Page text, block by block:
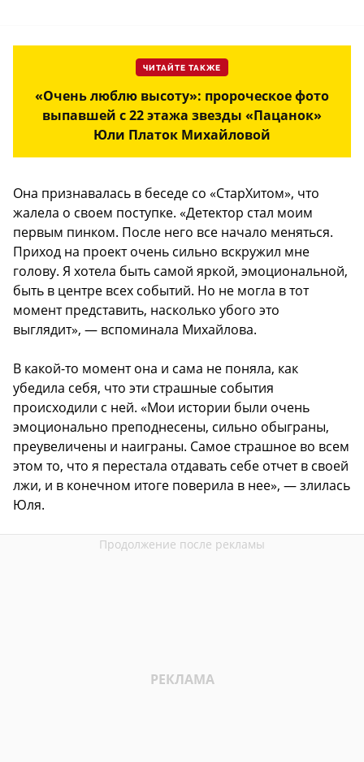
ЧИТАЙТЕ ТАКЖЕ
«Очень люблю высоту»: пророческое фото
выпавшей с 22 этажа звезды «Пацанок»
Юли Платок Михайловой
Она признавалась в беседе со «СтарХитом», что
жалела о своем поступке. «Детектор стал моим
первым пинком. После него все начало меняться.
Приход на проект очень сильно вскружил мне
голову. Я хотела быть самой яркой, эмоциональной,
быть в центре всех событий. Но не могла в тот
момент представить, насколько убого это
выглядит», — вспоминала Михайлова.
В какой-то момент она и сама не поняла, как
убедила себя, что эти страшные события
происходили с ней. «Мои истории были очень
эмоционально преподнесены, сильно обыграны,
преувеличены и наиграны. Самое страшное во всем
этом то, что я перестала отдавать себе отчет в своей
лжи, и в конечном итоге поверила в нее», — злилась
Юля.